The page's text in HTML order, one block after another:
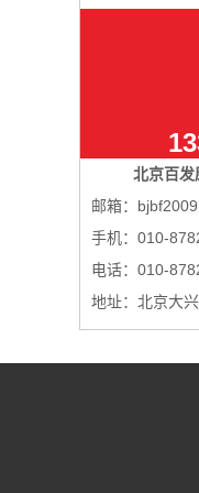
北京百发
邮箱：
手机：010-
电话：010-
地址：北京大